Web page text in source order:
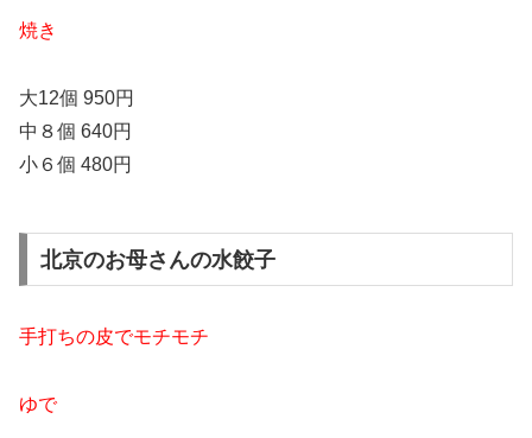
焼き
大12個 950円
中８個 640円
小６個 480円
北京のお母さんの水餃子
手打ちの皮でモチモチ
ゆで